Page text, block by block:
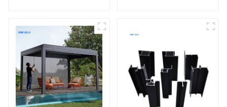
pour terrasse
extérieure